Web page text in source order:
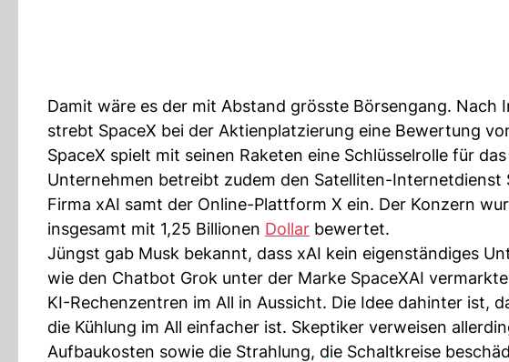
Damit wäre es der mit Abstand grösste Börsengang.
strebt SpaceX bei der Aktienplatzierung eine Bewertung
SpaceX spielt mit seinen Raketen eine Schlüsselrolle für
Unternehmen betreibt zudem den Satelliten-Internetdienst
Firma xAI samt der Online-Plattform X ein. Der Konzern
insgesamt mit 1,25 Billionen Dollar bewertet.
Jüngst gab Musk bekannt, dass xAI kein eigenständiges
wie den Chatbot Grok unter der Marke SpaceXAI
KI-Rechenzentren im All in Aussicht. Die Idee dahinter ist,
die Kühlung im All einfacher ist. Skeptiker verweisen
Aufbaukosten sowie die Strahlung, die Schaltkreise